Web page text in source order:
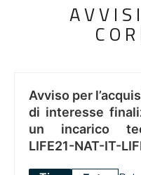
Avviso per
di interesse
un incarico
LIFE21-NAT-IT-